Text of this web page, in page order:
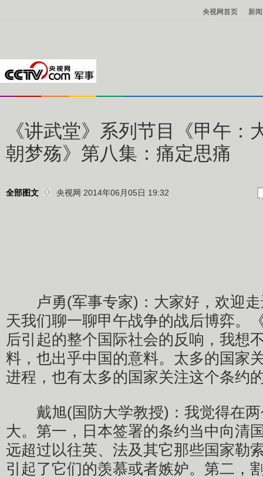
央视网首页 新闻
《讲武堂》系列节目《甲午：
朝梦殇》第八集：痛定思痛
全部图文 央视网 2014年06月05日 19:32
卢勇(军事专家)：大家好，欢迎走
天我们聊一聊甲午战争的战后博弈。
后引起的整个国际社会的反响，我想
料，也出乎中国的意料。太多的国家
进程，也有太多的国家关注这个条约
戴旭(国防大学教授)：我觉得在两
大。第一，日本签署的条约当中向清
远超过以往英、法及其它那些国家勒
引起了它们的羡慕或者嫉妒。第二，